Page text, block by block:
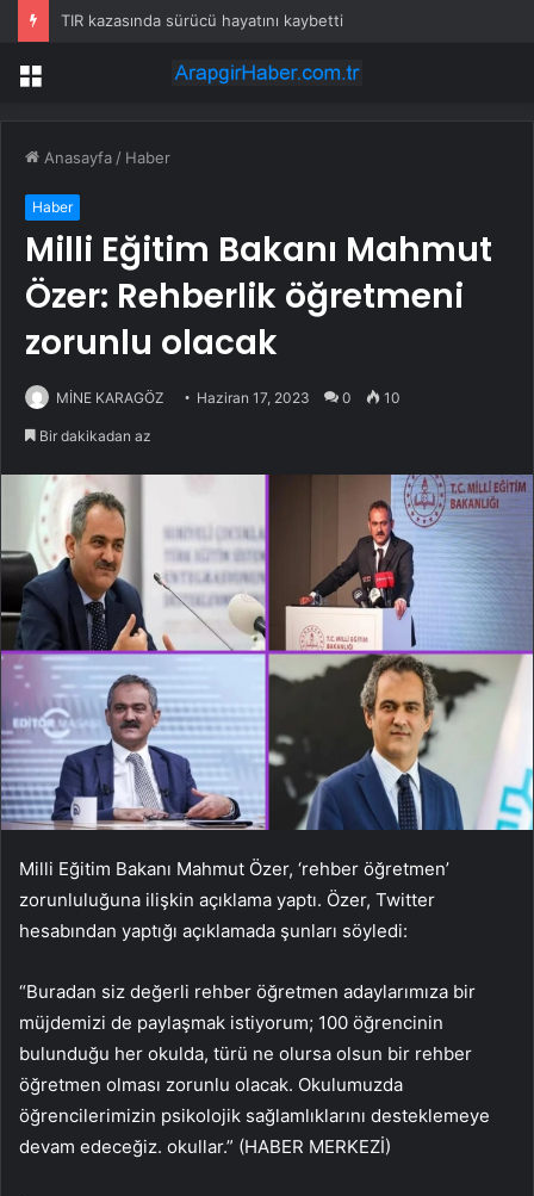
TIR kazasında sürücü hayatını kaybetti
Menü
Anasayfa / Haber
Haber
Milli Eğitim Bakanı Mahmut
Özer: Rehberlik öğretmeni
zorunlu olacak
MİNE KARAGÖZ Haziran 17, 2023 0 10
Bir dakikadan az
Milli Eğitim Bakanı Mahmut Özer, ‘rehber öğretmen’
zorunluluğuna ilişkin açıklama yaptı. Özer, Twitter
hesabından yaptığı açıklamada şunları söyledi:
“Buradan siz değerli rehber öğretmen adaylarımıza bir
müjdemizi de paylaşmak istiyorum; 100 öğrencinin
bulunduğu her okulda, türü ne olursa olsun bir rehber
öğretmen olması zorunlu olacak. Okulumuzda
öğrencilerimizin psikolojik sağlamlıklarını desteklemeye
devam edeceğiz. okullar.” (HABER MERKEZİ)